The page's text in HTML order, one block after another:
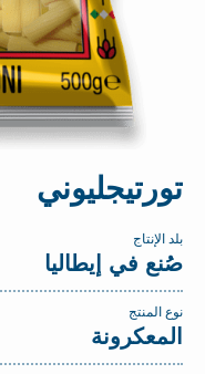
تورتيجليوني
بلد الإنتاج
صُنع في إيطاليا
نوع المنتج
المعكرونة